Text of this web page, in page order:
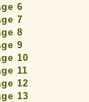
6
7
8
9
10
11
12
13